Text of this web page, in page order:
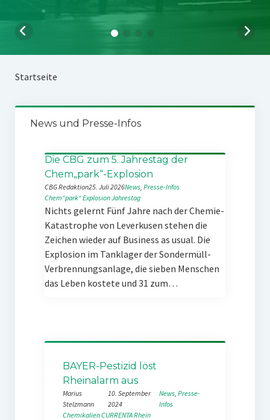
Startseite
News und Presse-Infos
Die CBG zum 5. Jahrestag der
Chem„park“-Explosion
CBG Redaktion25. Juli 2026News, Presse-Infos
Chem“park“ExplosionJahrestag
Nichts gelernt Fünf Jahre nach der Chemie-
Katastrophe von Leverkusen stehen die
Zeichen wieder auf Business as usual. Die
Explosion im Tanklager der Sondermüll-
Verbrennungsanlage, die sieben Menschen
das Leben kostete und 31 zum…
BAYER-Pestizid löst
Rheinalarm aus
Marius
Stelzmann
10. September
2024
News, Presse-
Infos
ChemikalienCURRENTARhein